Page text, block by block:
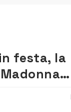
festa, la